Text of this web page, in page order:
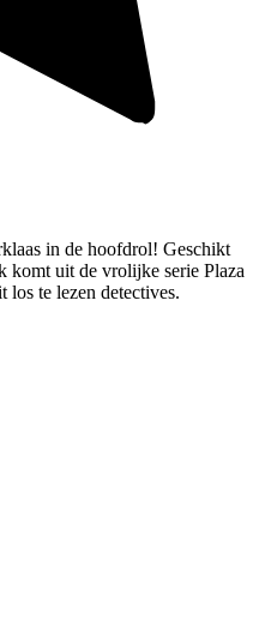
in de hoofdrol! Geschikt
komt uit de vrolijke serie Plaza
los te lezen detectives.